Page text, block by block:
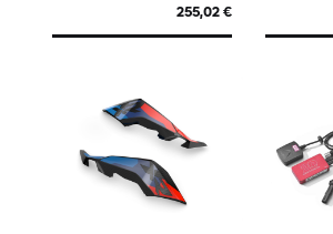
255,02 €